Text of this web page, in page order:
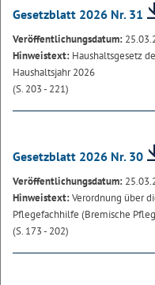
Gesetzblatt 2026 Nr. 31
Veröffentlichungsdatum:
Hinweistext: Haushaltsgesetz
Haushaltsjahr 2026
(S. 203 - 221)
Gesetzblatt 2026 Nr. 30
Veröffentlichungsdatum:
Hinweistext:Verordnung über
Pflegefachhilfe (Bremische
(S. 173 - 202)